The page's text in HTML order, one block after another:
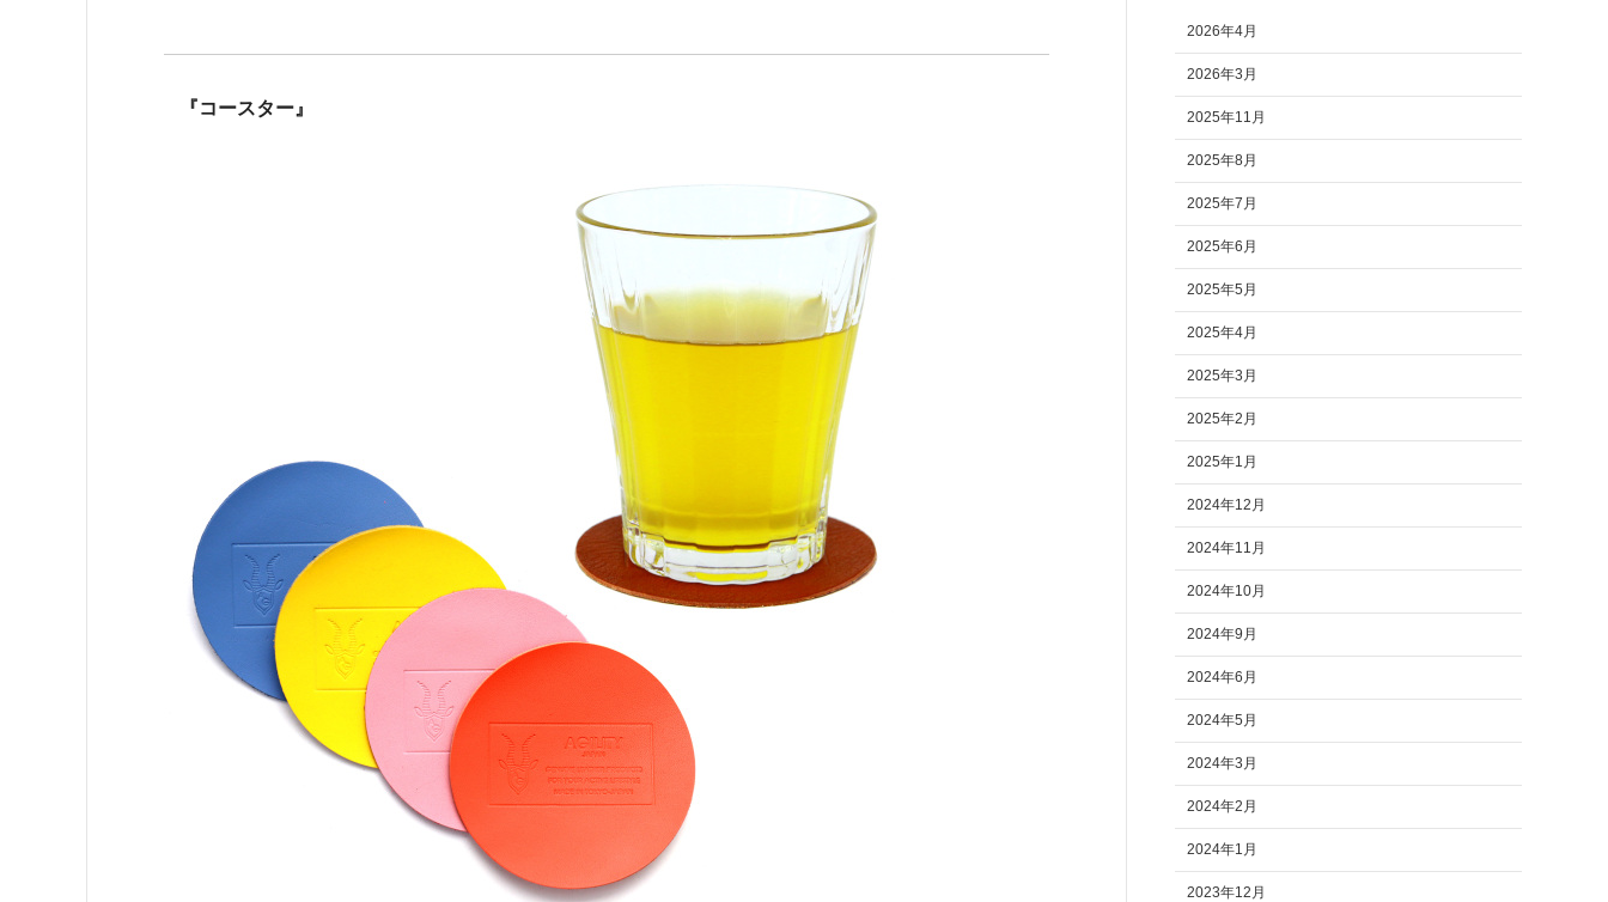
『コースター』
2026年4月
2026年3月
2025年11月
2025年8月
2025年7月
2025年6月
2025年5月
2025年4月
2025年3月
2025年2月
2025年1月
2024年12月
2024年11月
2024年10月
2024年9月
2024年6月
2024年5月
2024年3月
2024年2月
2024年1月
2023年12月